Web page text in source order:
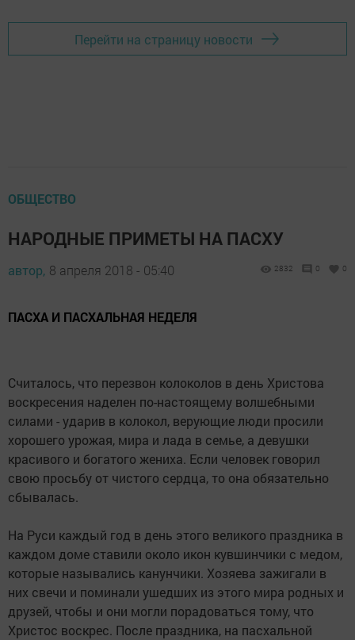
Перейти на страницу новости
ОБЩЕСТВО
НАРОДНЫЕ ПРИМЕТЫ НА ПАСХУ
автор, 8 апреля 2018 - 05:40 2832 0 0
ПАСХА И ПАСХАЛЬНАЯ НЕДЕЛЯ
Считалось, что перезвон колоколов в день Христова
воскресения наделен по-настоящему волшебными
силами - ударив в колокол, верующие люди просили
хорошего урожая, мира и лада в семье, а девушки
красивого и богатого жениха. Если человек говорил
свою просьбу от чистого сердца, то она обязательно
сбывалась.
На Руси каждый год в день этого великого праздника в
каждом доме ставили около икон кувшинчики с медом,
которые назывались канунчики. Хозяева зажигали в
них свечи и поминали ушедших из этого мира родных и
друзей, чтобы и они могли порадоваться тому, что
Христос воскрес. После праздника, на пасхальной